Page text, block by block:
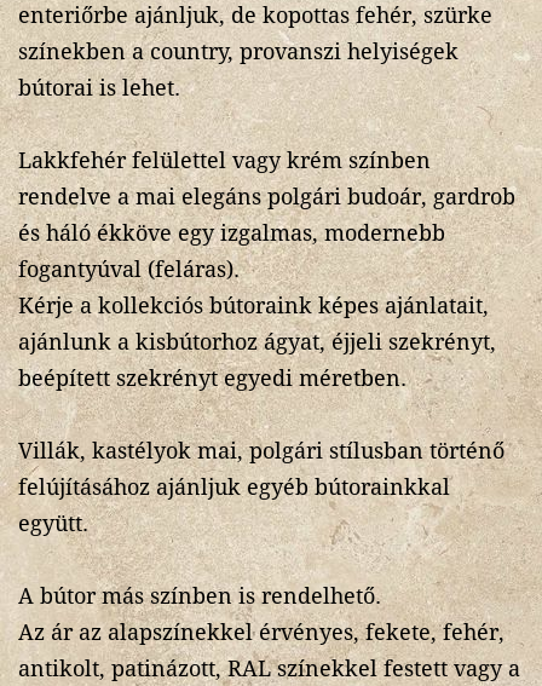
enteriőrbe ajánljuk, de kopottas fehér, szürke
színekben a country, provanszi helyiségek
bútorai is lehet.
Lakkfehér felülettel vagy krém színben
rendelve a mai elegáns polgári budoár, gardrob
és háló ékköve egy izgalmas, modernebb
fogantyúval (feláras).
Kérje a kollekciós bútoraink képes ajánlatait,
ajánlunk a kisbútorhoz ágyat, éjjeli szekrényt,
beépített szekrényt egyedi méretben.
Villák, kastélyok mai, polgári stílusban történő
felújításához ajánljuk egyéb bútorainkkal
együtt.
A bútor más színben is rendelhető.
Az ár az alapszínekkel érvényes, fekete, fehér,
antikolt, patinázott, RAL színekkel festett vagy a